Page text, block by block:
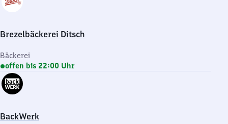
Brezelbäckerei Ditsch
Bäckerei
offen bis 22:00 Uhr
BackWerk